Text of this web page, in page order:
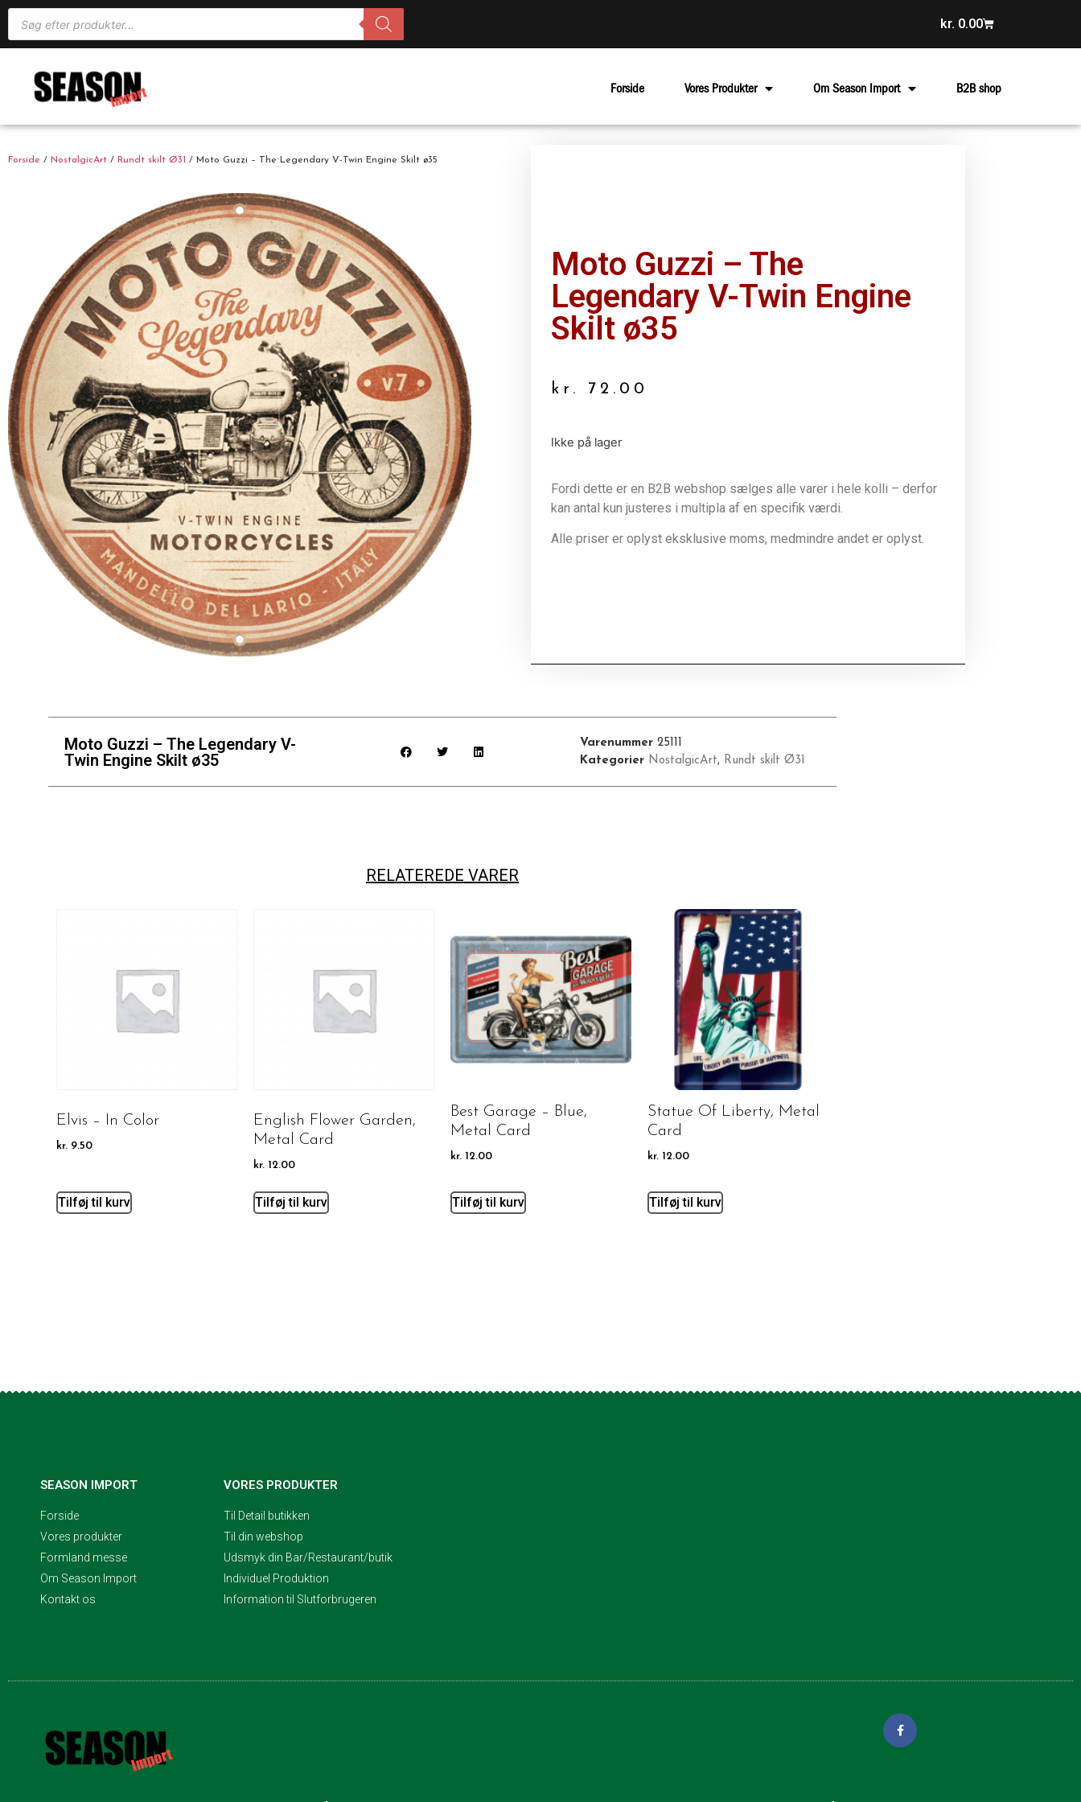
kr. 0.00
Forside Vores Produkter Om Season Import B2B shop
Forside / NostalgicArt / Rundt skilt Ø31 / Moto Guzzi – The Legendary V-Twin Engine Skilt ø35
Moto Guzzi – The
Legendary V-Twin Engine
Skilt ø35
kr. 72.00
Ikke på lager
Fordi dette er en B2B webshop sælges alle varer i hele kolli – derfor
kan antal kun justeres i multipla af en specifik værdi.
Alle priser er oplyst eksklusive moms, medmindre andet er oplyst.
Moto Guzzi – The Legendary V-
Twin Engine Skilt ø35
Varenummer 25111
Kategorier NostalgicArt, Rundt skilt Ø31
RELATEREDE VARER
Elvis – In Color
kr. 9.50
Tilføj til kurv
English Flower Garden,
Metal Card
kr. 12.00
Tilføj til kurv
Best Garage – Blue,
Metal Card
kr. 12.00
Tilføj til kurv
Statue Of Liberty, Metal
Card
kr. 12.00
Tilføj til kurv
SEASON IMPORT
Forside
Vores produkter
Formland messe
Om Season Import
Kontakt os
VORES PRODUKTER
Til Detail butikken
Til din webshop
Udsmyk din Bar/Restaurant/butik
Individuel Produktion
Information til Slutforbrugeren